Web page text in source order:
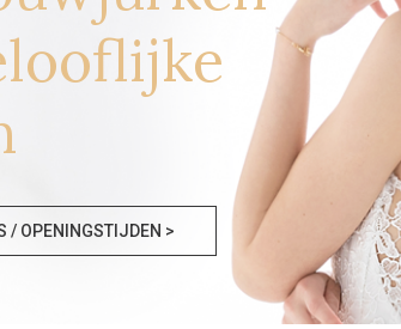
/ OPENINGSTIJDEN >
Dendermonde
grootste Bruidsmode Outlet Store